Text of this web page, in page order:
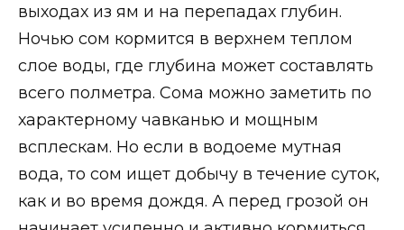
выходах из ям и на перепадах глубин.
Ночью сом кормится в верхнем теплом
слое воды, где глубина может составлять
всего полметра. Сома можно заметить по
характерному чавканью и мощным
всплескам. Но если в водоеме мутная
вода, то сом ищет добычу в течение суток,
как и во время дождя. А перед грозой он